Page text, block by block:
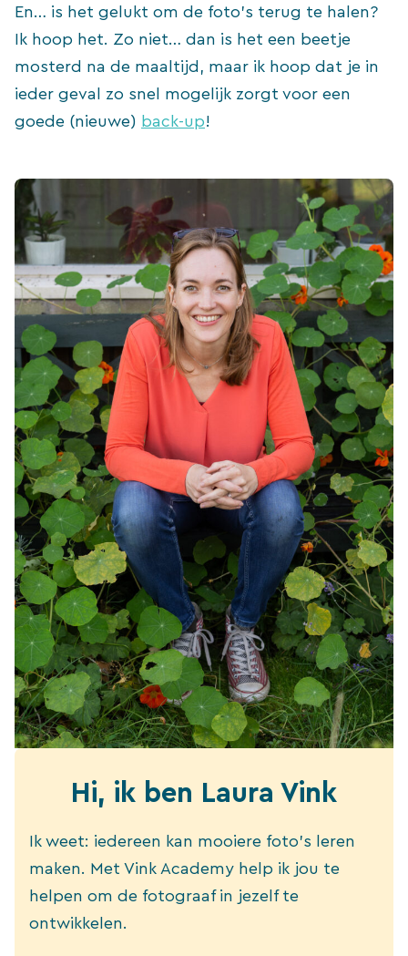
En… is het gelukt om de foto’s terug te halen?
Ik hoop het. Zo niet… dan is het een beetje
mosterd na de maaltijd, maar ik hoop dat je in
ieder geval zo snel mogelijk zorgt voor een
goede (nieuwe) back-up!
Hi, ik ben Laura Vink
Ik weet: iedereen kan mooiere foto’s leren
maken. Met Vink Academy help ik jou te
helpen om de fotograaf in jezelf te
ontwikkelen.